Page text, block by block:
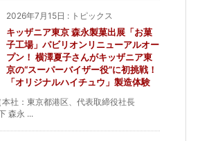
2026年7月15日 : トピックス
キッザニア東京 森永製菓出展「お菓
子工場」パビリオンリニューアルオー
プン！ 横澤夏子さんがキッザニア東
京の“スーパーバイザー役”に初挑戦！
「オリジナルハイチュウ」製造体験
社：東京都港区、代表取締役社長
森永 ...